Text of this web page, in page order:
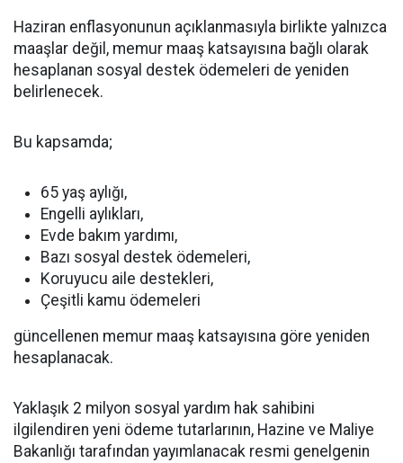
Haziran enflasyonunun açıklanmasıyla birlikte yalnızca
maaşlar değil, memur maaş katsayısına bağlı olarak
hesaplanan sosyal destek ödemeleri de yeniden
belirlenecek.
Bu kapsamda;
65 yaş aylığı,
Engelli aylıkları,
Evde bakım yardımı,
Bazı sosyal destek ödemeleri,
Koruyucu aile destekleri,
Çeşitli kamu ödemeleri
güncellenen memur maaş katsayısına göre yeniden
hesaplanacak.
Yaklaşık 2 milyon sosyal yardım hak sahibini
ilgilendiren yeni ödeme tutarlarının, Hazine ve Maliye
Bakanlığı tarafından yayımlanacak resmi genelgenin